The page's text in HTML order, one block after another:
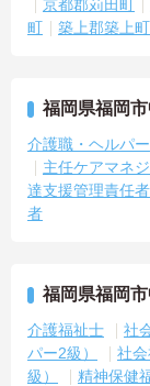
京都郡苅田町
町
築上郡築上町
福岡県福岡
介護職・ヘルパー
主任ケアマネ
達支援管理責任者
者
福岡県福岡
介護福祉士 社
パー2級）
社
級）
精神保健